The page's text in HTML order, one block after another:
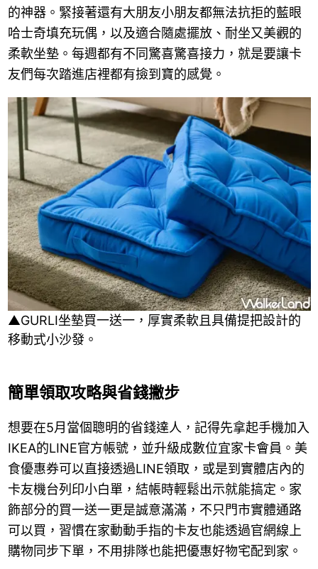
的神器。緊接著還有大朋友小朋友都無法抗拒的藍眼
哈士奇填充玩偶，以及適合隨處擺放、耐坐又美觀的
柔軟坐墊。每週都有不同驚喜驚喜接力，就是要讓卡
友們每次踏進店裡都有撿到寶的感覺。
▲GURLI坐墊買一送一，厚實柔軟且具備提把設計的
移動式小沙發。
簡單領取攻略與省錢撇步
想要在5月當個聰明的省錢達人，記得先拿起手機加入
IKEA的LINE官方帳號，並升級成數位宜家卡會員。美
食優惠券可以直接透過LINE領取，或是到實體店內的
卡友機台列印小白單，結帳時輕鬆出示就能搞定。家
飾部分的買一送一更是誠意滿滿，不只門市實體通路
可以買，習慣在家動動手指的卡友也能透過官網線上
購物同步下單，不用排隊也能把優惠好物宅配到家。